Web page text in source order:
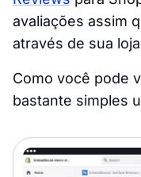
avaliações assim
através de sua
Como você pode
bastante simples